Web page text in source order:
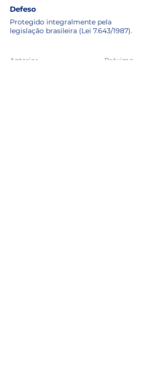
Defeso
Protegido integralmente pela
legislação brasileira (Lei 7.643/1987).
Anterior Próximo